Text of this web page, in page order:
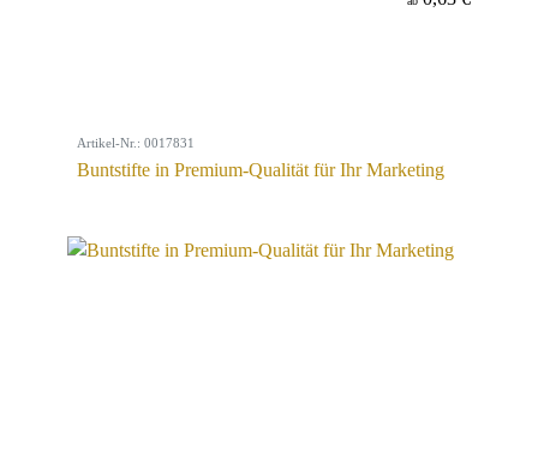
Artikel-Nr.: 0017831
Buntstifte in Premium-Qualität für Ihr Marketing